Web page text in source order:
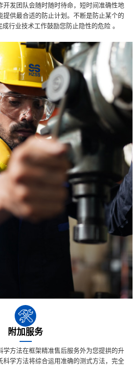
开发团队会随时随时待命，短时间准确性地
提供最合适的防止计划。不断是防止某个的
行业技术工作鼓励您防止隐性的危险 。
附加服务
学方法在框架精准售后服务外为您提拱的升
科学方法将综合运用准确的测式方法，完全